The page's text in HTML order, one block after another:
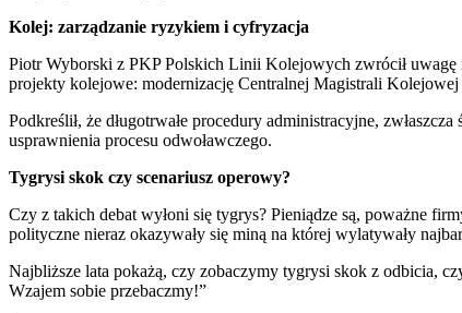
Kolej: zarządzanie ryzykiem i cyfryzacja
Piotr Wyborski z PKP Polskich Linii Kolejowych zwrócił
projekty kolejowe: modernizację Centralnej Magistrali
Podkreślił, że długotrwałe procedury administracyjne,
usprawnienia procesu odwoławczego.
Tygrysi skok czy scenariusz operowy?
Czy z takich debat wyłoni się tygrys? Pieniądze są, poważne
polityczne nieraz okazywały się miną na której wylatywały
Najbliższe lata pokażą, czy zobaczymy tygrysi skok z odbicia,
Wzajem sobie przebaczmy!”